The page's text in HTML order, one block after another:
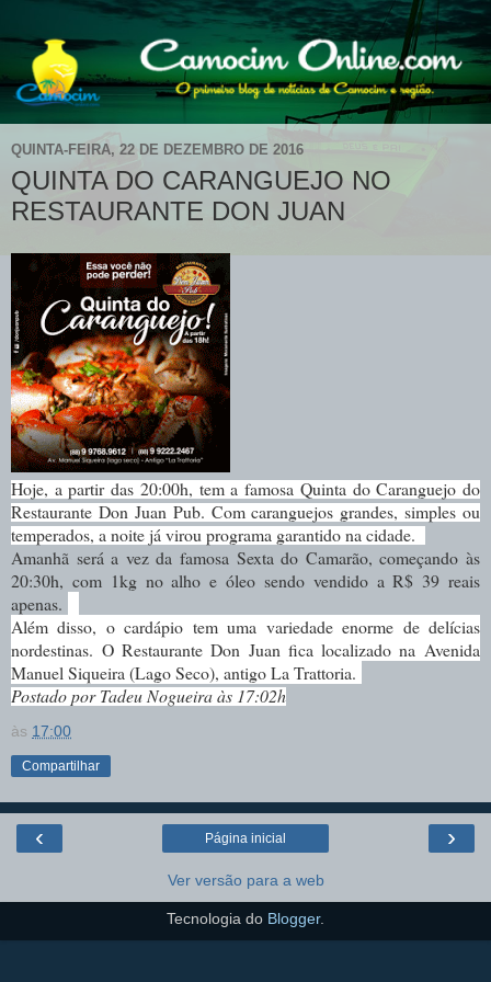
QUINTA-FEIRA, 22 DE DEZEMBRO DE 2016
QUINTA DO CARANGUEJO NO
RESTAURANTE DON JUAN
Hoje, a partir das 20:00h, tem a famosa Quinta do Caranguejo do
Restaurante Don Juan Pub. Com caranguejos grandes, simples ou
temperados, a noite já virou programa garantido na cidade.
Amanhã será a vez da famosa Sexta do Camarão, começando às
20:30h, com 1kg no alho e óleo sendo vendido a R$ 39 reais
apenas.
Além disso, o cardápio tem uma variedade enorme de delícias
nordestinas.O Restaurante Don Juan fica localizado na Avenida
Manuel Siqueira (Lago Seco), antigo La Trattoria.
Postado por Tadeu Nogueira às 17:02h
às 17:00
Compartilhar
‹ ›
Página inicial
Ver versão para a web
Tecnologia do Blogger.